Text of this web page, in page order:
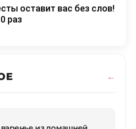
оставит вас без слов!
раз